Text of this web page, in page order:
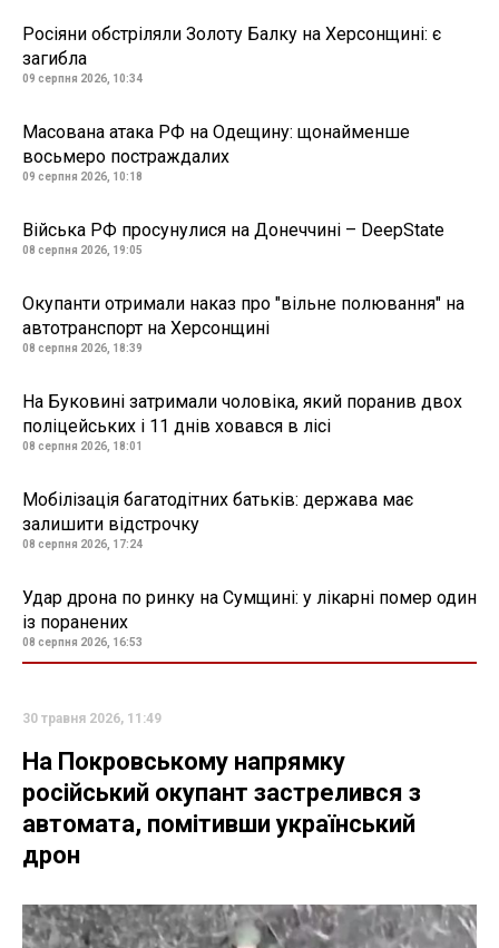
Росіяни обстріляли Золоту Балку на Херсонщині: є
загибла
09 серпня 2026, 10:34
Масована атака РФ на Одещину: щонайменше
восьмеро постраждалих
09 серпня 2026, 10:18
Війська РФ просунулися на Донеччині – DeepState
08 серпня 2026, 19:05
Окупанти отримали наказ про "вільне полювання" на
автотранспорт на Херсонщині
08 серпня 2026, 18:39
На Буковині затримали чоловіка, який поранив двох
поліцейських і 11 днів ховався в лісі
08 серпня 2026, 18:01
Мобілізація багатодітних батьків: держава має
залишити відстрочку
08 серпня 2026, 17:24
Удар дрона по ринку на Сумщині: у лікарні помер один
із поранених
08 серпня 2026, 16:53
30 травня 2026, 11:49
На Покровському напрямку
російський окупант застрелився з
автомата, помітивши український
дрон